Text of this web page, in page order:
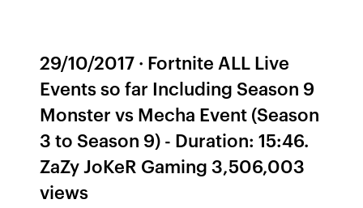
29/10/2017 · Fortnite ALL Live
Events so far Including Season 9
Monster vs Mecha Event (Season
3 to Season 9) - Duration: 15:46.
ZaZy JoKeR Gaming 3,506,003
views